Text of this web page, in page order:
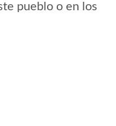
pueblo o en los